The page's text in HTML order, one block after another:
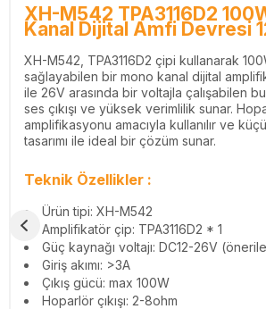
XH-M542 TPA3116D2
Kanal Dijital Amfi Devresi
XH-M542, TPA3116D2 çipi kullanarak
sağlayabilen bir mono kanal dijital
ile 26V arasında bir voltajla çalışabilen
ses çıkışı ve yüksek verimlilik sunar.
amplifikasyonu amacıyla kullanılır ve
tasarımı ile ideal bir çözüm sunar.
Teknik Özellikler :
Ürün tipi: XH-M542
Amplifikatör çip: TPA3116D2 * 1
Güç kaynağı voltajı: DC12-26V
Giriş akımı: >3A
Çıkış gücü: max 100W
Hoparlör çıkışı: 2-8ohm